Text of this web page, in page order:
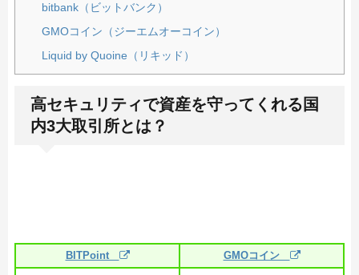
bitbank（ビットバンク）
GMOコイン（ジーエムオーコイン）
Liquid by Quoine（リキッド）
高セキュリティで資産を守ってくれる国
内3大取引所とは？
BITPoint GMOコイン